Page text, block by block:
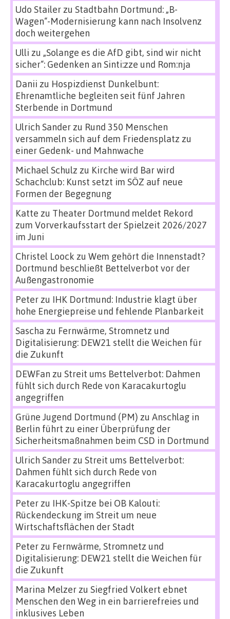
Udo Stailerzu Stadtbahn Dortmund: „B-
Wagen“-Modernisierung kann nach Insolvenz
doch weitergehen
Ulli zu „Solange es die AfD gibt, sind wir nicht
sicher“: Gedenken an Sinti:zze und Rom:nja
Danii zu Hospizdienst Dunkelbunt:
Ehrenamtliche begleiten seit fünf Jahren
Sterbende in Dortmund
Ulrich Sanderzu Rund 350 Menschen
versammeln sich auf dem Friedensplatz zu
einer Gedenk- und Mahnwache
Michael Schulz zu Kirche wird Bar wird
Schachclub: Kunst setzt im SÖZ auf neue
Formen der Begegnung
Katte zu Theater Dortmund meldet Rekord
zum Vorverkaufsstart der Spielzeit 2026/2027
im Juni
Christel Loock zu Wem gehört die Innenstadt?
Dortmund beschließt Bettelverbot vor der
Außengastronomie
Peterzu IHK Dortmund: Industrie klagt über
hohe Energiepreise und fehlende Planbarkeit
Sascha zu Fernwärme, Stromnetz und
Digitalisierung: DEW21 stellt die Weichen für
die Zukunft
DEWFan zu Streit ums Bettelverbot: Dahmen
fühlt sich durch Rede von Karacakurtoglu
angegriffen
Grüne Jugend Dortmund (PM) zu Anschlag in
Berlin führt zu einer Überprüfung der
Sicherheitsmaßnahmen beim CSD in Dortmund
Ulrich Sanderzu Streit ums Bettelverbot:
Dahmen fühlt sich durch Rede von
Karacakurtoglu angegriffen
Peterzu IHK-Spitze bei OB Kalouti:
Rückendeckung im Streit um neue
Wirtschaftsflächen der Stadt
Peterzu Fernwärme, Stromnetz und
Digitalisierung: DEW21 stellt die Weichen für
die Zukunft
Marina Melzerzu Siegfried Volkert ebnet
Menschen den Weg in ein barrierefreies und
inklusives Leben